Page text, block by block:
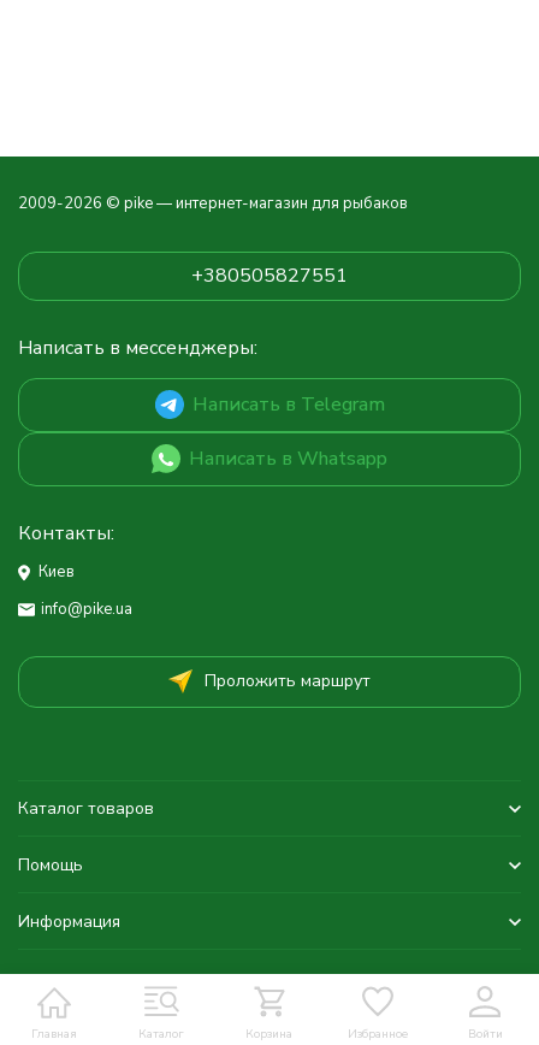
Главная Каталог Корзина Избранное Войти
2009-2026 © pike — интернет-магазин для рыбаков
+380505827551
Написать в мессенджеры:
Написать в Telegram
Написать в Whatsapp
Контакты:
Киев
info@pike.ua
Проложить маршрут
Каталог товаров
Помощь
Информация